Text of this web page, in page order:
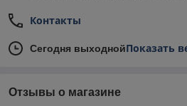
Контакты
Сегодня выходнойПоказать
Отзывы о магазине